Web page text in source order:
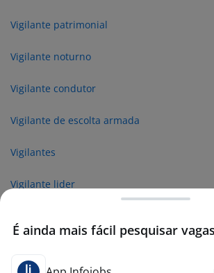
Vigilante patrimonial
Vigilante noturno
Vigilante condutor
Vigilante de escolta armada
Vigilantes
Vigilante lider
É ainda mais fácil pesquisar